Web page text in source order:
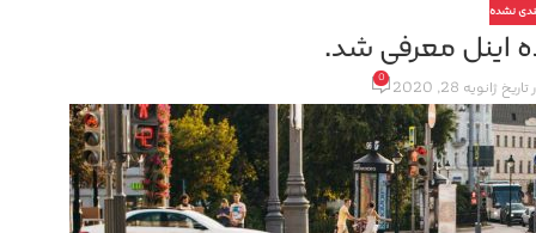
نشده
اینل معرفی شد.
ژانویه 28, 2020 0